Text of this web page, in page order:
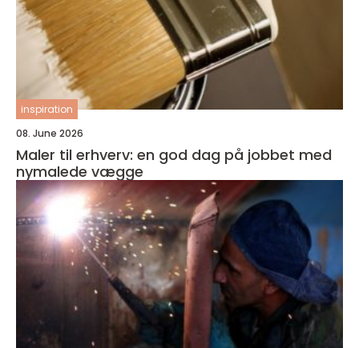
inspiration
08. June 2026
Maler til erhverv: en god dag på jobbet med
nymalede vægge